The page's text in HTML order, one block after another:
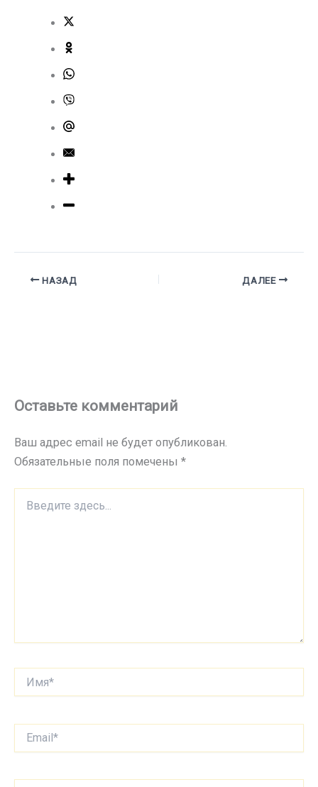
НАЗАД ДАЛЕЕ
Оставьте комментарий
Ваш адрес email не будет опубликован.
Обязательные поля помечены *
здесь...